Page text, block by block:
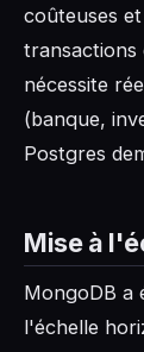
coûteuses
transactions
nécessite
(banque,
Postgres
Mise à
MongoDB a
l'échelle